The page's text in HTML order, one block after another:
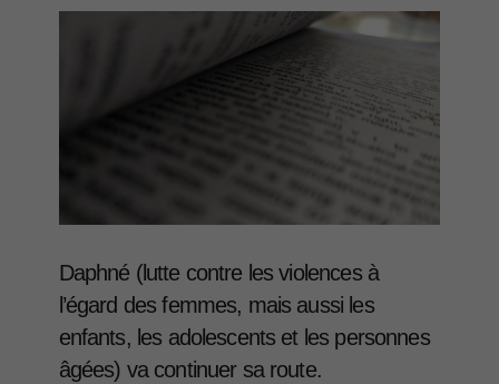
Daphné (lutte contre les violences à
l’égard des femmes, mais aussi les
enfants, les adolescents et les personnes
âgées) va continuer sa route.